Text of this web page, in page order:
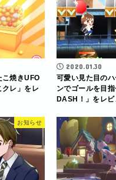
こ焼きUFO
クレ」をレ
2020.01.30
可愛い見た目の
ンでゴールを目
DASH！」をレビ
お知らせ